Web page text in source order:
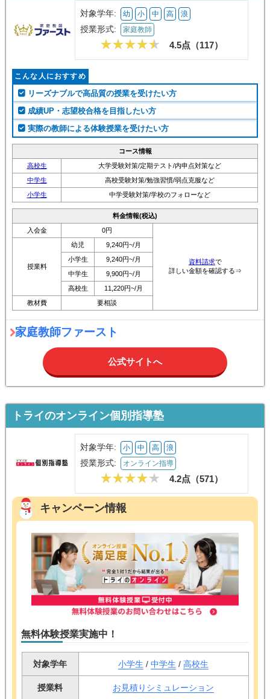
対象学年: 幼 小 中 高 浪
授業形式: 家庭教師
4.5点（117）
こんな人におすすめ
リーズナブルで高品質の授業を受けたい方
成績UP・志望校合格を目指したい方
実際の教師による体験授業を受けたい方
コース情報
高校生
大学受験対策/定期テスト/内申点対策など
中学生
高校受験対策/勉強習慣/弱点克服など
小学生
中学受験対策/学校のフォローなど
料金情報(税込)
入会金
0円
資料請求で
詳しい金額を確認する⇒
授業料
幼児
9,240円~/月
小学生
9,240円~/月
中学生
9,900円~/月
高校生
11,220円~/月
教材費
要相談
家庭教師ファースト
公式サイトへ
トライのオンライン個別指導塾
対象学年: 小 中 高 浪
授業形式: オンライン指導
4.2点（571）
キャンペーン情報
無料体験授業実施中！
対象学年 小学生 / 中学生 / 高校生
授業料 お見積りシミュレーション